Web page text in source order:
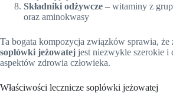
Składniki odżywcze – witaminy z
oraz aminokwasy
Ta bogata kompozycja związków sprawia, że
soplówki jeżowatej jest niezwykle szerokie i
aspektów zdrowia człowieka.
Właściwości lecznicze soplówki jeżowatej